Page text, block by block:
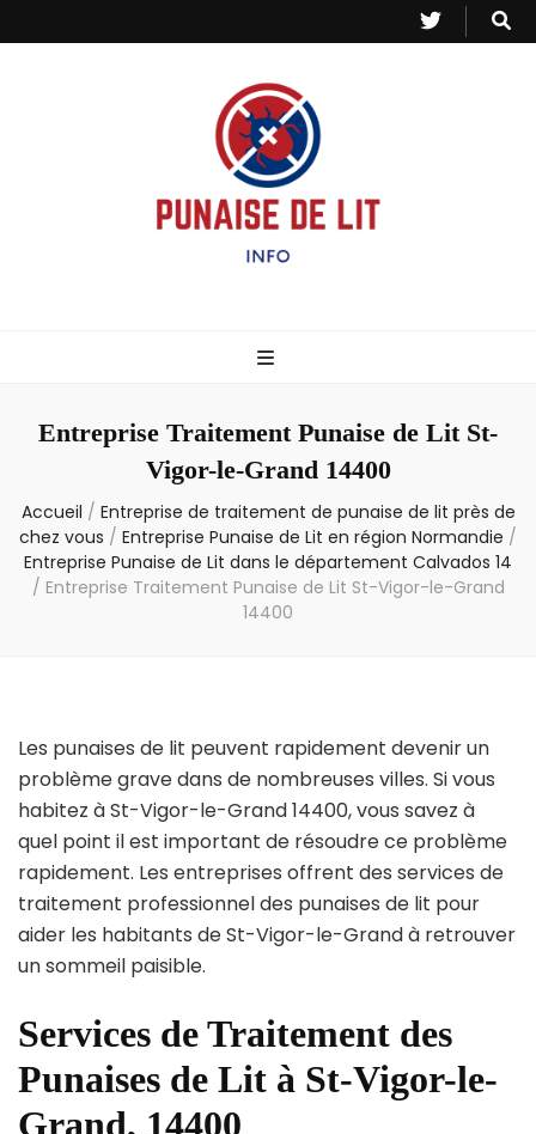
– Info
Entreprise Traitement Punaise de Lit St-
Vigor-le-Grand 14400
Accueil / Entreprise de traitement de punaise de lit près de
chez vous / Entreprise Punaise de Lit en région Normandie /
Entreprise Punaise de Lit dans le département Calvados 14
/ Entreprise Traitement Punaise de Lit St-Vigor-le-Grand
14400
Les punaises de lit peuvent rapidement devenir un
problème grave dans de nombreuses villes. Si vous
habitez à St-Vigor-le-Grand 14400, vous savez à
quel point il est important de résoudre ce problème
rapidement. Les entreprises offrent des services de
traitement professionnel des punaises de lit pour
aider les habitants de St-Vigor-le-Grand à retrouver
un sommeil paisible.
Services de Traitement des
Punaises de Lit à St-Vigor-le-
Grand, 14400